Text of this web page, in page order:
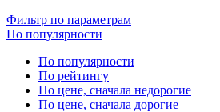
Фильтр по параметрам
По популярности
По популярности
По рейтингу
По цене, сначала недорогие
По цене, сначала дорогие